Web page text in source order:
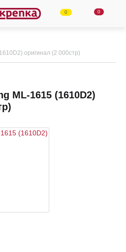
0 0
оригинал (2 000стр)
ML-1615 (1610D2)